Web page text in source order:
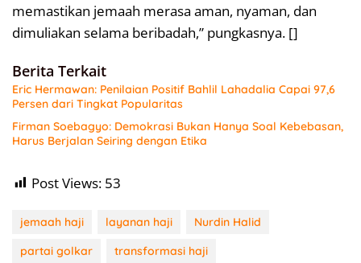
memastikan jemaah merasa aman, nyaman, dan
dimuliakan selama beribadah,” pungkasnya. []
Berita Terkait
Eric Hermawan: Penilaian Positif Bahlil Lahadalia Capai 97,6
Persen dari Tingkat Popularitas
Firman Soebagyo: Demokrasi Bukan Hanya Soal Kebebasan,
Harus Berjalan Seiring dengan Etika
Post Views: 53
jemaah haji layanan haji
Nurdin Halid
partai golkar
transformasi haji